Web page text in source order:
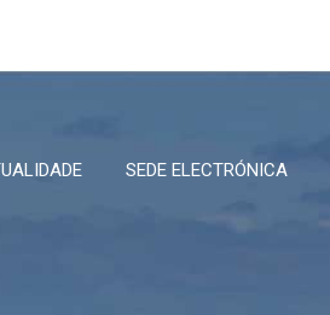
SEDE ELECTRÓNICA